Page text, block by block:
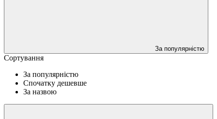
За популярністю
Сортування
За популярністю
Спочатку дешевше
За назвою